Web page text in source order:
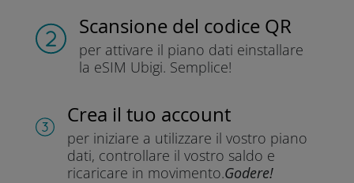
Scansione del codice QR
per attivare il piano dati einstallare
la eSIM Ubigi. Semplice!
Crea il tuo account
per iniziare a utilizzare il vostro piano
dati, controllare il vostro saldo e
ricaricare in movimento.Godere!